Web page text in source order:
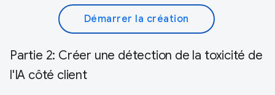
Démarrer la création
Partie 2: Créer une détection de la toxicité de
l'IA côté client